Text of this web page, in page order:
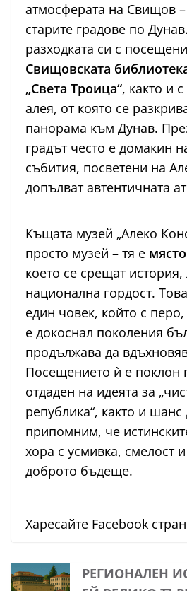
атмосферата на Свищов
старите градове по
разходката си с
Свищовската
„Света Троица“, както и
алея, от която се
панорама към Дунав.
градът често е домакин
събития, посветени на
допълват автентичната
Къщата музей „Алеко
просто музей – тя е
което се срещат история,
национална гордост.
един човек, който с
е докоснал поколения
продължава да
Посещението ѝ е поклон
отдаден на идеята за
република“, както и шанс
припомним, че
хора с усмивка, смелост
доброто бъдеще.
Харесайте Facebook
РЕГИОНАЛЕН